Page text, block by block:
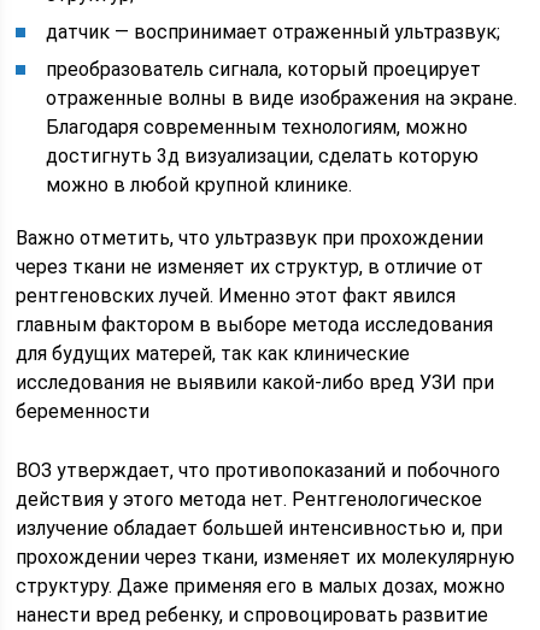
датчик — воспринимает отраженный ультразвук;
преобразователь сигнала, который проецирует
отраженные волны в виде изображения на экране.
Благодаря современным технологиям, можно
достигнуть 3д визуализации, сделать которую
можно в любой крупной клинике.
Важно отметить, что ультразвук при прохождении
через ткани не изменяет их структур, в отличие от
рентгеновских лучей. Именно этот факт явился
главным фактором в выборе метода исследования
для будущих матерей, так как клинические
исследования не выявили какой-либо вред УЗИ при
беременности
ВОЗ утверждает, что противопоказаний и побочного
действия у этого метода нет. Рентгенологическое
излучение обладает большей интенсивностью и, при
прохождении через ткани, изменяет их молекулярную
структуру. Даже применяя его в малых дозах, можно
нанести вред ребенку, и спровоцировать развитие